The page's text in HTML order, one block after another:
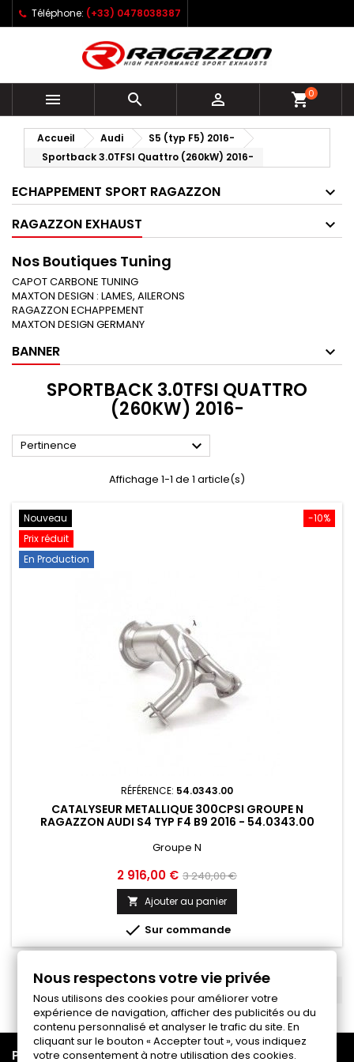
Téléphone: (+33) 0478038387
   shopping_cart0
Accueil Audi
S5 (typ F5) 2016-
Sportback 3.0TFSI Quattro (260kW) 2016-
ECHAPPEMENT SPORT RAGAZZON
RAGAZZON EXHAUST
Nos Boutiques Tuning
CAPOT CARBONE TUNING
MAXTON DESIGN : LAMES, AILERONS
RAGAZZON ECHAPPEMENT
MAXTON DESIGN GERMANY
BANNER
SPORTBACK 3.0TFSI QUATTRO
(260KW) 2016-
Pertinence 
Affichage 1-1 de 1 article(s)
-10%
Nouveau
Prix réduit
En Production
RÉFÉRENCE: 54.0343.00
CATALYSEUR METALLIQUE 300CPSI GROUPE N
RAGAZZON AUDI S4 TYP F4 B9 2016 - 54.0343.00
Groupe N
Prix
2 916,00 € Prix
de
base
3 240,00 €
 Ajouter au panier
 Sur commande
PRODUITS
Nous respectons votre vie privée
Nous utilisons des cookies pour améliorer votre
expérience de navigation, afficher des publicités ou du
contenu personnalisé et analyser le trafic du site. En
cliquant sur le bouton « Accepter tout », vous indiquez
votre consentement à notre utilisation des cookies.